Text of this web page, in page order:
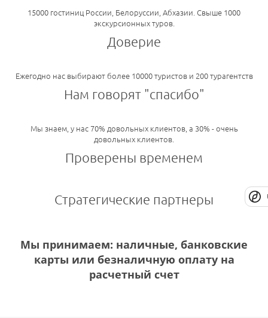
15000 гостиниц России, Белоруссии, Абхазии. Свыше 1000
экскурсионных туров.
Доверие
Ежегодно нас выбирают более 10000 туристов и 200 турагентств
Нам говорят "спасибо"
Мы знаем, у нас 70% довольных клиентов, а 30% - очень
довольных клиентов.
Проверены временем
Стратегические партнеры
Мы принимаем: наличные, банковские
карты или безналичную оплату на
расчетный счет